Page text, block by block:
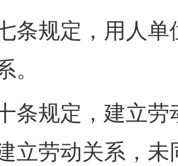
规定，用人单
。
规定，建立劳
立劳动关系，